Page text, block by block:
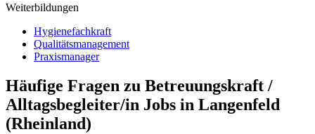
Weiterbildungen
Hygienefachkraft
Qualitätsmanagement
Praxismanager
Häufige Fragen zu Betreuungskraft /
Alltagsbegleiter/in Jobs in Langenfeld
(Rheinland)